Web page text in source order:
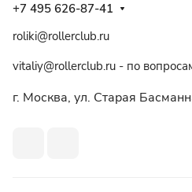
+7 495 626-87-41
roliki@rollerclub.ru
vitaliy@rollerclub.ru - по
г. Москва, ул. Старая